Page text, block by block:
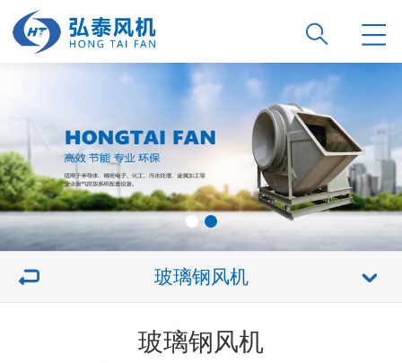
玻璃钢风机
玻璃钢风机